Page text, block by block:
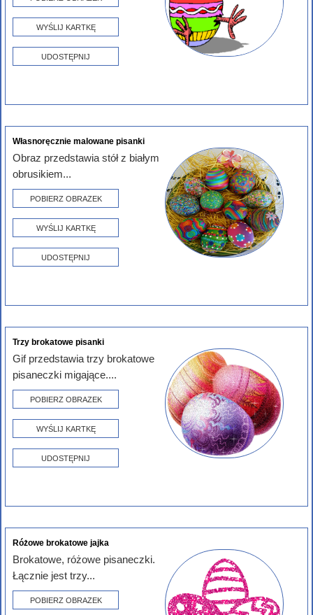
WYŚLIJ KARTKĘ
UDOSTĘPNIJ
Własnoręcznie malowane pisanki
Obraz przedstawia stół z białym
obrusikiem...
POBIERZ OBRAZEK
WYŚLIJ KARTKĘ
UDOSTĘPNIJ
Trzy brokatowe pisanki
Gif przedstawia trzy brokatowe
pisaneczki migające....
POBIERZ OBRAZEK
WYŚLIJ KARTKĘ
UDOSTĘPNIJ
Różowe brokatowe jajka
Brokatowe, różowe pisaneczki.
Łącznie jest trzy...
POBIERZ OBRAZEK